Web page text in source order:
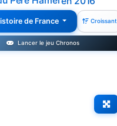
de France Croissant
Lancer le jeu Chronos